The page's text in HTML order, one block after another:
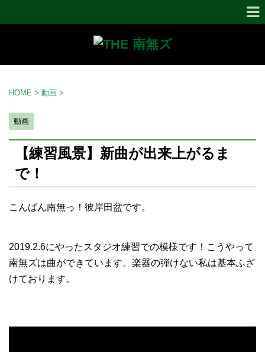
HOME > 動画 >
動画
【練習風景】新曲が出来上がるま
で！
こんばん南無っ！彼岸田盆です。
2019.2.6にやったスタジオ練習での模様です！こうやって
南無ズは曲ができています。楽器の弾けない私は基本ふざ
けております。